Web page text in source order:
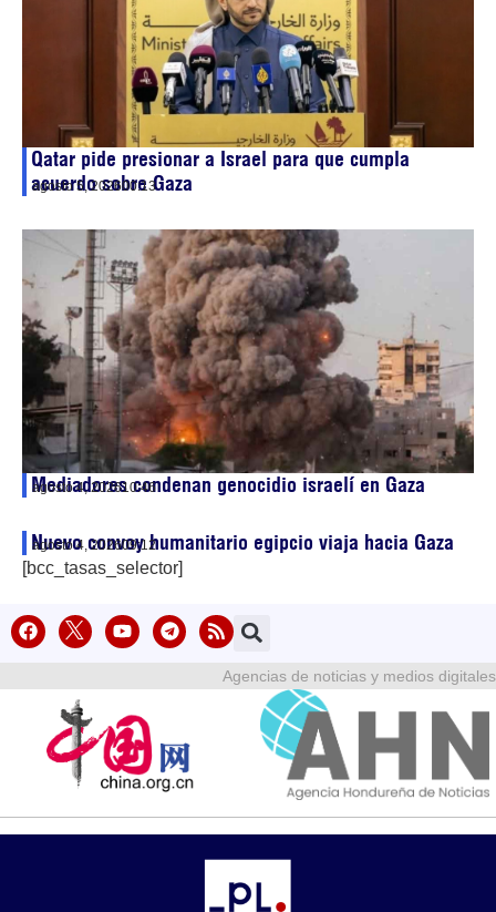
Qatar pide presionar a Israel para que cumpla
acuerdo sobre Gaza
agosto 5, 202600:13
Mediadores condenan genocidio israelí en Gaza
agosto 4, 202610:46
Nuevo convoy humanitario egipcio viaja hacia Gaza
agosto 4, 202609:12
[bcc_tasas_selector]
Agencias de noticias y medios digitales